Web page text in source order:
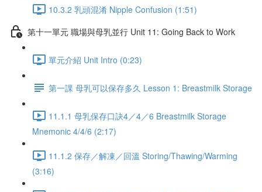
10.3.2 乳頭混淆 Nipple Confusion (1:51)
第十一單元 職場與母乳並行 Unit 11: Going Back to Work
單元介紹 Unit Intro (0:23)
第一課 母乳可以保存多久 Lesson 1: Breastmilk Storage
11.1.1 母乳保存口訣4／4／6 Breastmilk Storage
Mnemonic 4/4/6 (2:17)
11.1.2 保存／解凍／回溫 Storing/Thawing/Warming
(3:16)